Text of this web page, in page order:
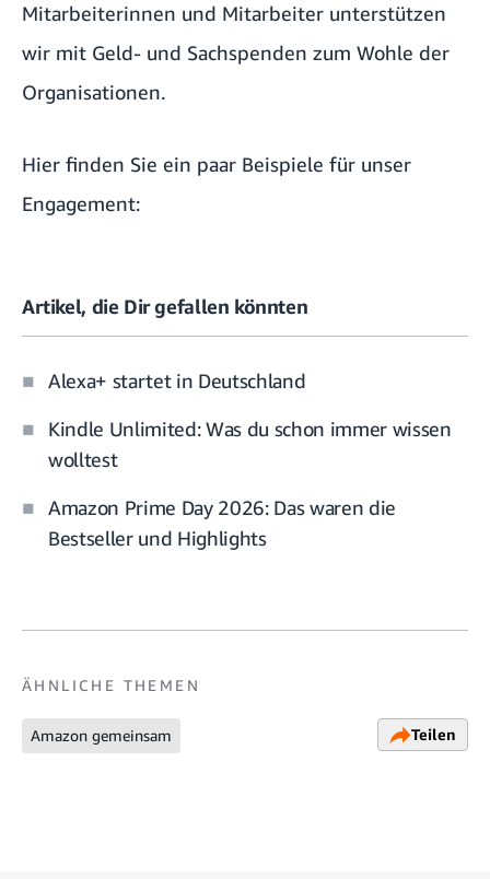
Mitarbeiterinnen und Mitarbeiter unterstützen
wir mit Geld- und Sachspenden zum Wohle der
Organisationen.
Hier finden Sie ein paar Beispiele für unser
Engagement:
Artikel, die Dir gefallen könnten
Alexa+ startet in Deutschland
Kindle Unlimited: Was du schon immer wissen
wolltest
Amazon Prime Day 2026: Das waren die
Bestseller und Highlights
ÄHNLICHE THEMEN
Amazon gemeinsam Teilen